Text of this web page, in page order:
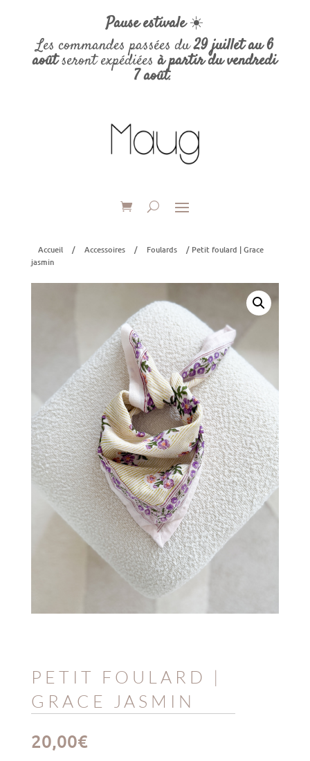
Pause estivale☀️
Les commandes passées du29 juillet au 6
aoûtseront expédiéesà partir du vendredi
7 août.
Accueil / Accessoires / Foulards
/ Petit foulard | Grace
jasmin
PETIT FOULARD |
GRACE JASMIN
20,00€